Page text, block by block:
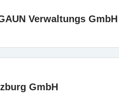
Verwaltungs GmbH
GmbH